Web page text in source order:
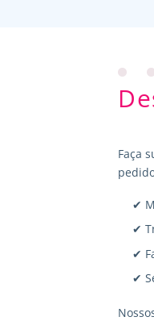
Faça
✔
✔
✔
✔